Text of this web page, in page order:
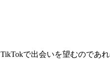
TikTokで出会いを望むのであ